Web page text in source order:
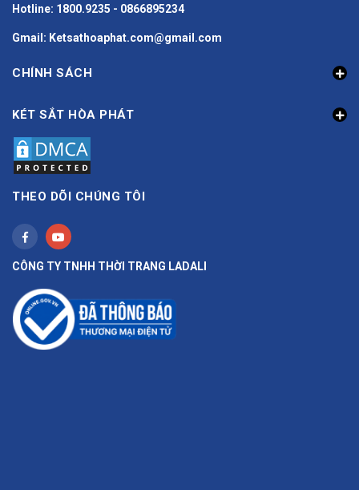
Hotline: 1800.9235 - 0866895234
Gmail: Ketsathoaphat.com@gmail.com
CHÍNH SÁCH
KÉT SẮT HÒA PHÁT
THEO DÕI CHÚNG TÔI
CÔNG TY TNHH THỜI TRANG LADALI